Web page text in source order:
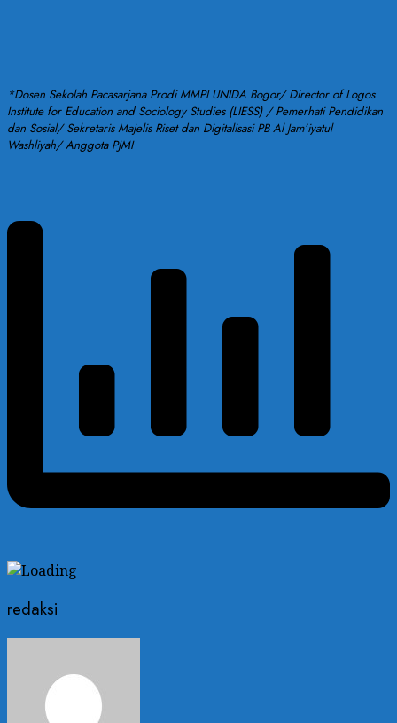
*Dosen Sekolah Pacasarjana Prodi MMPI UNIDA Bogor/ Director of Logos
Institute for Education and Sociology Studies (LIESS) / Pemerhati Pendidikan
dan Sosial/ Sekretaris Majelis Riset dan Digitalisasi PB Al Jam’iyatul
Washliyah/ Anggota PJMI
redaksi